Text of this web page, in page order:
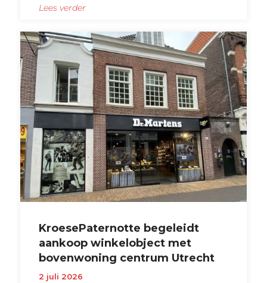
Lees verder
KroesePaternotte begeleidt
aankoop winkelobject met
bovenwoning centrum Utrecht
2 juli 2026